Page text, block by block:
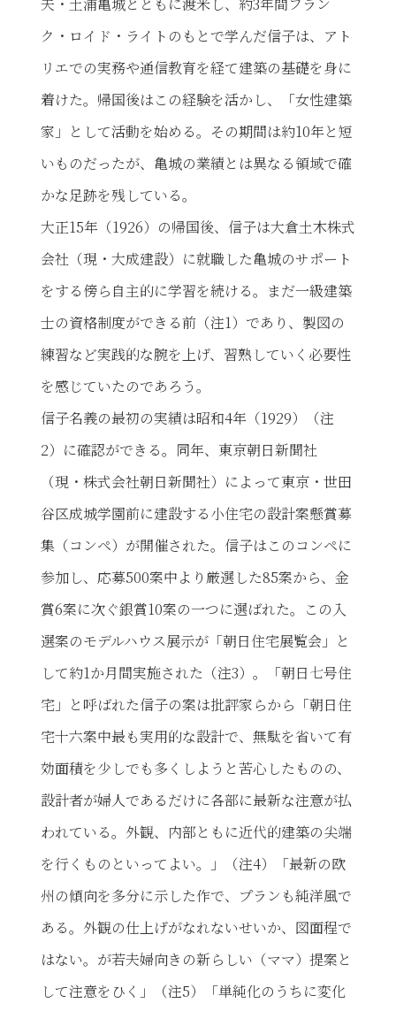
ク・ロイド・ライトのもとで学んだ信子は、アト
リエでの実務や通信教育を経て建築の基礎を身に
着けた。帰国後はこの経験を活かし、「女性建築
家」として活動を始める。その期間は約10年と短
いものだったが、亀城の業績とは異なる領域で確
かな足跡を残している。
大正15年（1926）の帰国後、信子は大倉土木株式
会社（現・大成建設）に就職した亀城のサポート
をする傍ら自主的に学習を続ける。まだ一級建築
士の資格制度ができる前（注1）であり、製図の
練習など実践的な腕を上げ、習熟していく必要性
を感じていたのであろう。
信子名義の最初の実績は昭和4年（1929）（注
2）に確認ができる。同年、東京朝日新聞社
（現・株式会社朝日新聞社）によって東京・世田
谷区成城学園前に建設する小住宅の設計案懸賞募
集（コンペ）が開催された。信子はこのコンペに
参加し、応募500案中より厳選した85案から、金
賞6案に次ぐ銀賞10案の一つに選ばれた。この入
選案のモデルハウス展示が「朝日住宅展覧会」と
して約1か月間実施された（注3）。「朝日七号住
宅」と呼ばれた信子の案は批評家らから「朝日住
宅十六案中最も実用的な設計で、無駄を省いて有
効面積を少しでも多くしようと苦心したものの、
設計者が婦人であるだけに各部に最新な注意が払
われている。外観、内部ともに近代的建築の尖端
を行くものといってよい。」（注4）「最新の欧
州の傾向を多分に示した作で、プランも純洋風で
ある。外観の仕上げがなれないせいか、図面程で
はない。が若夫婦向きの新らしい（ママ）提案と
して注意をひく」（注5）「単純化のうちに変化